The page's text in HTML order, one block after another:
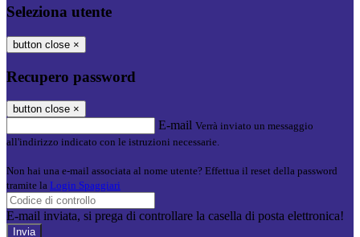
Seleziona utente
button close ×
Recupero password
button close ×
E-mail Verrà inviato un messaggio
all'indirizzo indicato con le istruzioni necessarie.
Non hai una e-mail associata al nome utente? Effettua il reset della password
tramite la Login Spaggiari
E-mail inviata, si prega di controllare la casella di posta elettronica!